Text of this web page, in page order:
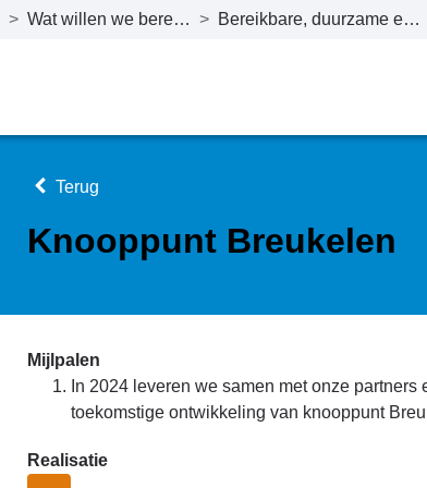
> Wat willen we bereiken tot en met 2027? > Bereikbare, duurzame en verkeersveilige mobiliteit
Terug
Knooppunt Breukelen
Mijlpalen
In 2024 leveren we samen met onze
toekomstige ontwikkeling van knooppunt
Realisatie